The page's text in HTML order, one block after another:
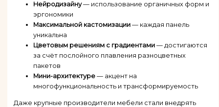
Нейродизайну— использование органичных форм и
эргономики
Максимальной кастомизации— каждая панель
уникальна
Цветовым решениям с градиентами— достигаются
за счёт послойного плавления разноцветных
пакетов
Мини-архитектуре— акцент на
многофункциональность и трансформируемость
Даже крупные производители мебели стали внедрять